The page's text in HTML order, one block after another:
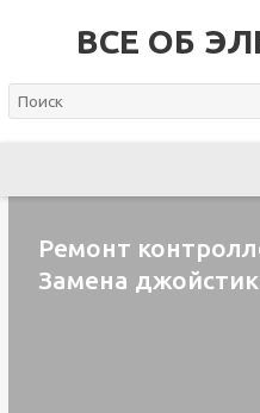
ВСЕ ОБ
Ремонт
Замена